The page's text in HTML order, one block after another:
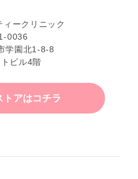
ィークリニック
0036
学園北1-8-8
ビル4階
トアはコチラ